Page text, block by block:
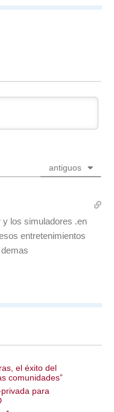
antiguos
y los simuladores .en
entretenimientos
el éxito del
comunidades”
para